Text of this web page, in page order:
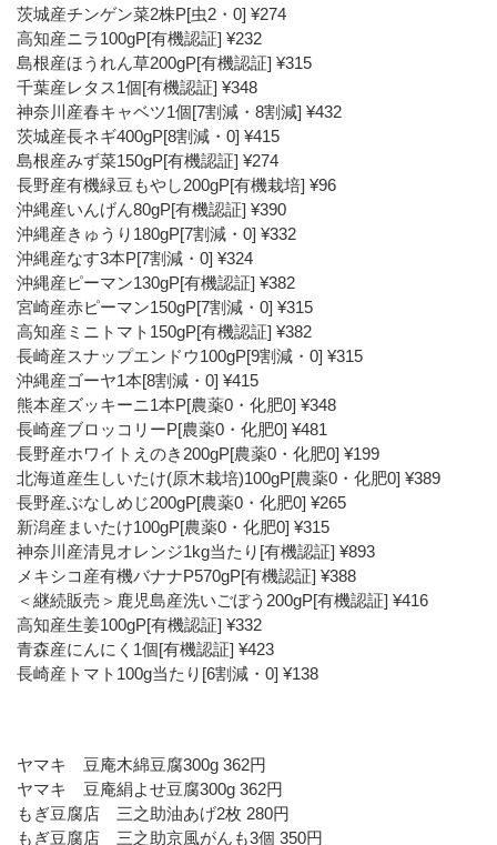
茨城産チンゲン菜2株P[虫2・0] ¥274
高知産ニラ100gP[有機認証] ¥232
島根産ほうれん草200gP[有機認証] ¥315
千葉産レタス1個[有機認証] ¥348
神奈川産春キャベツ1個[7割減・8割減] ¥432
茨城産長ネギ400gP[8割減・0] ¥415
島根産みず菜150gP[有機認証] ¥274
長野産有機緑豆もやし200gP[有機栽培] ¥96
沖縄産いんげん80gP[有機認証] ¥390
沖縄産きゅうり180gP[7割減・0] ¥332
沖縄産なす3本P[7割減・0] ¥324
沖縄産ピーマン130gP[有機認証] ¥382
宮崎産赤ピーマン150gP[7割減・0] ¥315
高知産ミニトマト150gP[有機認証] ¥382
長崎産スナップエンドウ100gP[9割減・0] ¥315
沖縄産ゴーヤ1本[8割減・0] ¥415
熊本産ズッキーニ1本P[農薬0・化肥0] ¥348
長崎産ブロッコリーP[農薬0・化肥0] ¥481
長野産ホワイトえのき200gP[農薬0・化肥0] ¥199
北海道産生しいたけ(原木栽培)100gP[農薬0・化肥0] ¥389
長野産ぶなしめじ200gP[農薬0・化肥0] ¥265
新潟産まいたけ100gP[農薬0・化肥0] ¥315
神奈川産清見オレンジ1kg当たり[有機認証] ¥893
メキシコ産有機バナナP570gP[有機認証] ¥388
＜継続販売＞鹿児島産洗いごぼう200gP[有機認証] ¥416
高知産生姜100gP[有機認証] ¥332
青森産にんにく1個[有機認証] ¥423
長崎産トマト100g当たり[6割減・0] ¥138
ヤマキ 豆庵木綿豆腐300g 362円
ヤマキ 豆庵絹よせ豆腐300g 362円
もぎ豆腐店 三之助油あげ2枚 280円
もぎ豆腐店 三之助京風がんも3個 350円